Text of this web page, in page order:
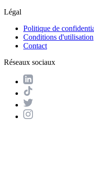
Légal
Politique de
Conditions d'utilisation
Contact
Réseaux sociaux